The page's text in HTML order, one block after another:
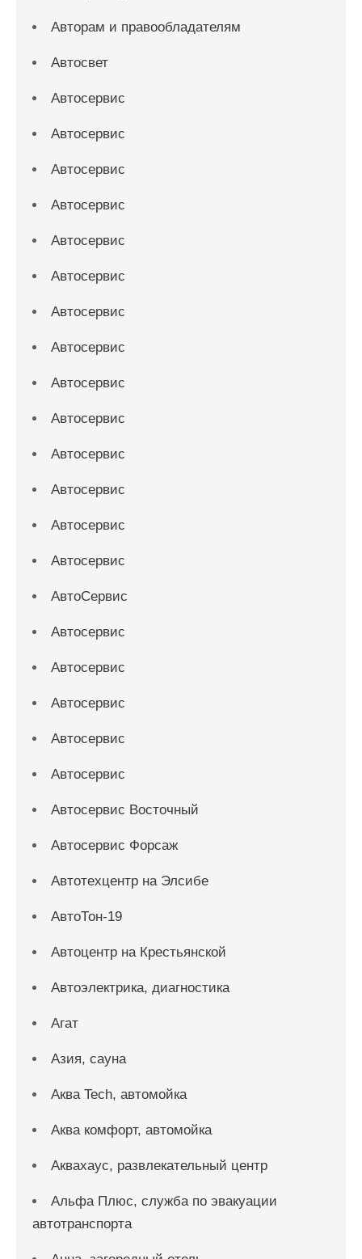
Авторам и правообладателям
Автосвет
Автосервис
Автосервис
Автосервис
Автосервис
Автосервис
Автосервис
Автосервис
Автосервис
Автосервис
Автосервис
Автосервис
Автосервис
Автосервис
Автосервис
АвтоСервис
Автосервис
Автосервис
Автосервис
Автосервис
Автосервис
Автосервис Восточный
Автосервис Форсаж
Автотехцентр на Элсибе
АвтоТон-19
Автоцентр на Крестьянской
Автоэлектрика, диагностика
Агат
Азия, сауна
Аква Tech, автомойка
Аква комфорт, автомойка
Аквахаус, развлекательный центр
Альфа Плюс, служба по эвакуации
автотранспорта